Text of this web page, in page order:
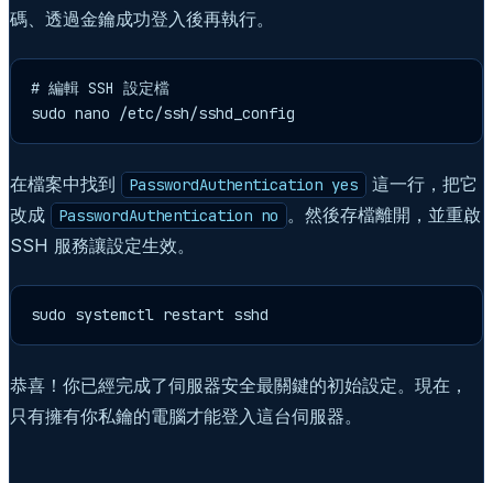
碼、透過金鑰成功登入後再執行。
# 編輯 SSH 設定檔
sudo nano /etc/ssh/sshd_config
在檔案中找到 PasswordAuthentication yes 這一行，把它
改成
PasswordAuthentication no 。然後存檔離開，並重啟
SSH 服務讓設定生效。
sudo systemctl restart sshd
恭喜！你已經完成了伺服器安全最關鍵的初始設定。現在，
只有擁有你私鑰的電腦才能登入這台伺服器。